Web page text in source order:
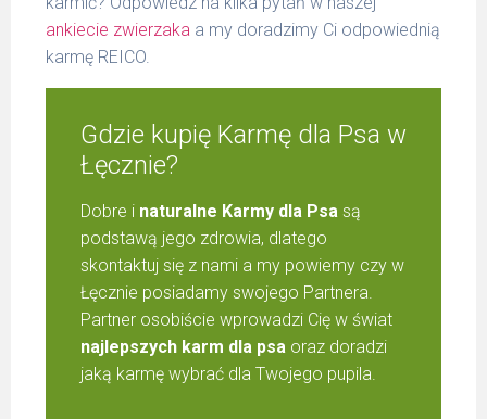
ankiecie zwierzaka a my doradzimy Ci odpowiednią
karmę REICO.
Gdzie kupię Karmę dla Psa w
Łęcznie?
Dobre i naturalne Karmy dla Psa są
podstawą jego zdrowia, dlatego
skontaktuj się z nami a my powiemy czy w
Łęcznie posiadamy swojego Partnera.
Partner osobiście wprowadzi Cię w świat
najlepszych karm dla psa oraz doradzi
jaką karmę wybrać dla Twojego pupila.